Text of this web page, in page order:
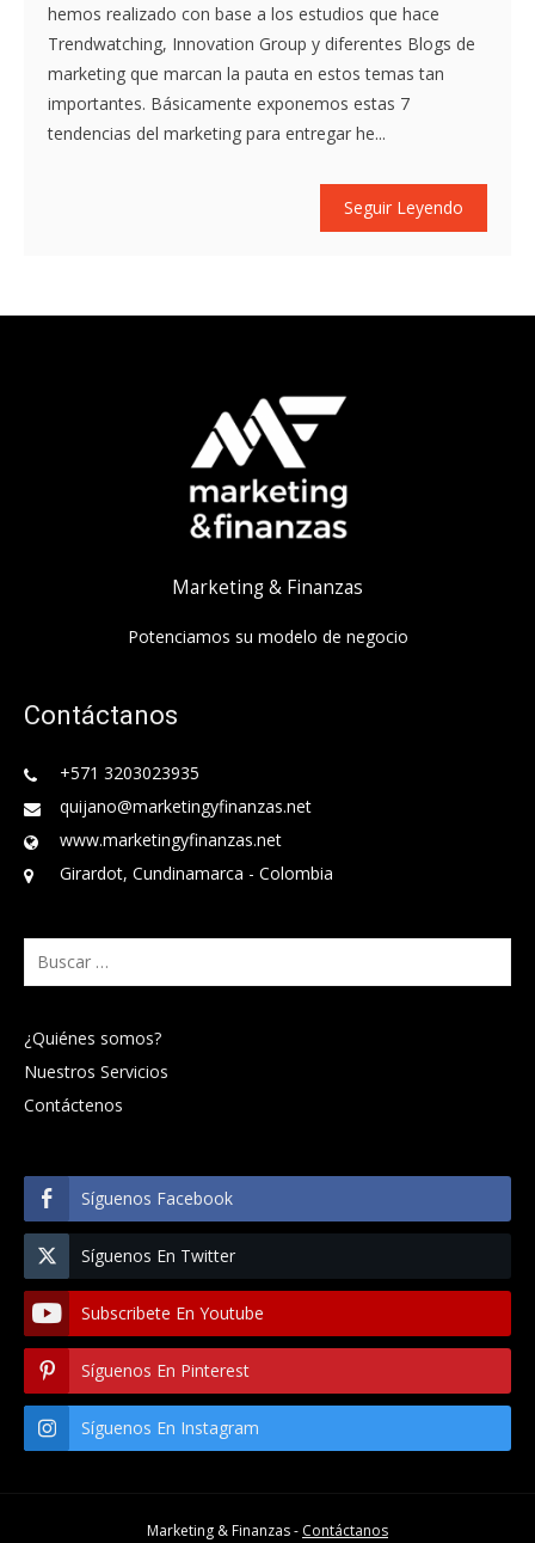
hemos realizado con base a los estudios que hace
Trendwatching, Innovation Group y diferentes Blogs de
marketing que marcan la pauta en estos temas tan
importantes. Básicamente exponemos estas 7
tendencias del marketing para entregar he...
Seguir Leyendo
Marketing & Finanzas
Potenciamos su modelo de negocio
Contáctanos
+571 3203023935
quijano@marketingyfinanzas.net
www.marketingyfinanzas.net
Girardot, Cundinamarca - Colombia
Buscar:
¿Quiénes somos?
Nuestros Servicios
Contáctenos
Síguenos Facebook
Síguenos En Twitter
Subscribete En Youtube
Síguenos En Pinterest
Síguenos En Instagram
Marketing & Finanzas - Contáctanos